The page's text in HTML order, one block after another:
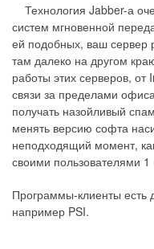
Технология Jabber-а
систем мгновенной
ей подобных, ваш сервер
там далеко на другом
работы этих серверов,
связи за пределами
получать назойливый
менять версию софта
неподходящий момент,
своими пользователями
Программы-клиенты есть
например PSI.